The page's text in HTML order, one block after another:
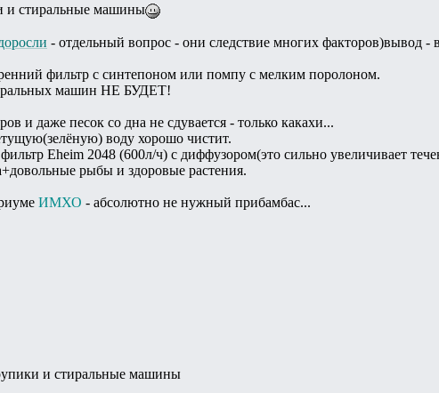
и стиральные машины
- отдельный вопрос - они следствие многих факторов)вывод -
фильтр с синтепоном или помпу с мелким поролоном.
машин НЕ БУДЕТ!
и даже песок со дна не сдувается - только какахи...
воду хорошо чистит.
Eheim 2048 (600л/ч) с диффузором(это сильно увеличивает
рыбы и здоровые растения.
ИМХО - абсолютно не нужный прибамбас...
и стиральные машины